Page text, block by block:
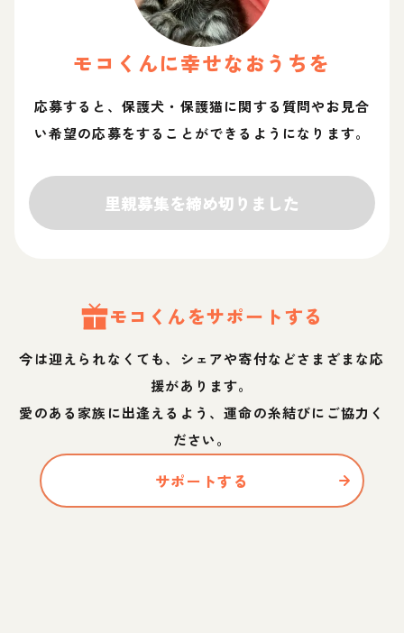
モコ くんに幸せなおうちを
応募すると、保護犬・保護猫に関する質問やお見合
い希望の応募をすることができるようになります。
里親募集を締め切りました
モコ くんをサポートする
今は迎えられなくても、シェアや寄付などさまざまな応
援があります。
愛のある家族に出逢えるよう、運命の糸結びにご協力く
ださい。
サポートする